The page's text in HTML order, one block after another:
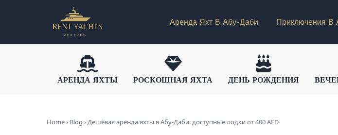
Аренда Яхт В Абу-Даби Приключения В
АРЕНДА ЯХТЫ РОСКОШНАЯ ЯХТА ДЕНЬ РОЖДЕНИЯ
Home › Blog ›Дешёвая аренда яхты в Абу-Даби: доступные лодки от 400 AED